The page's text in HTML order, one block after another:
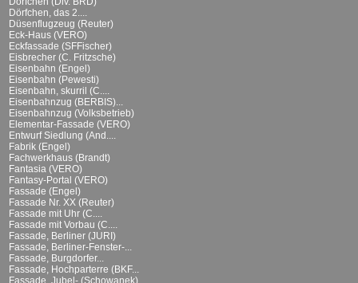
Dörfchen, das 2....
Düsenflugzeug (Reuter)
Eck-Haus (VERO)
Eckfassade (SFFischer)
Eisbrecher (C. Fritzsche)
Eisenbahn (Engel)
Eisenbahn (Pewesti)
Eisenbahn, skurril (C....
Eisenbahnzug (BERBIS)...
Eisenbahnzug (Volksbetrieb)
Elementar-Fassade (VERO)
Entwurf Siedlung (And....
Fabrik (Engel)
Fachwerkhaus (Brandt)
Fantasia (VERO)
Fantasy-Portal (VERO)
Fassade (Engel)
Fassade Nr. XX (Reuter)
Fassade mit Uhr (C....
Fassade mit Vorbau (C....
Fassade, Berliner (JURI)
Fassade, Berliner-Fenster-...
Fassade, Burgdorfer...
Fassade, Hochparterre (BKF...
Fassade, Jubel- (Schowanek)